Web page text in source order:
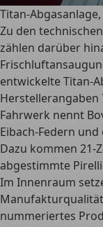
Titan-
Zu den
zählen darüber
entwickelte Titan-
Herstellerangaben
Fahrwerk nennt
Eibach-Federn
Dazu kommen 21-
abgestimmte
Im Innenraum
nummeriertes